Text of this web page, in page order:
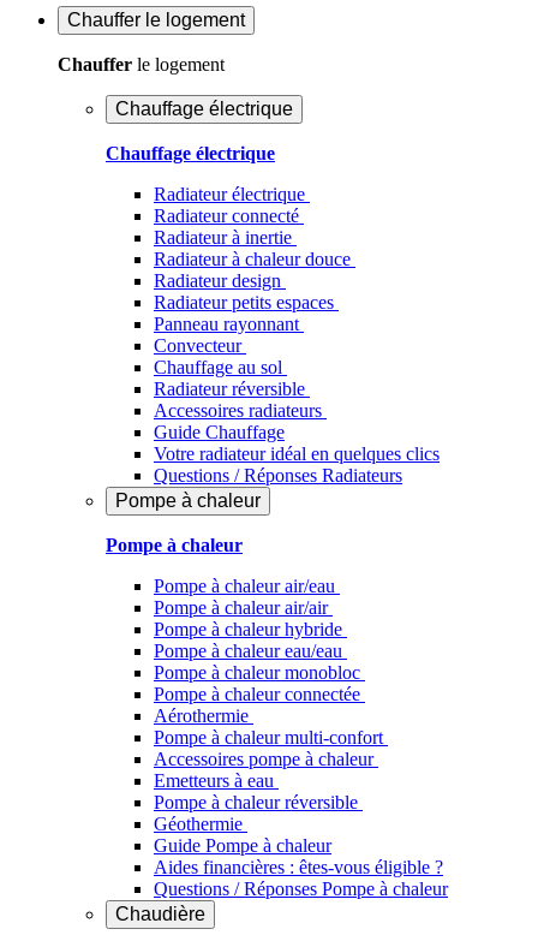
Chauffer le logement
Chauffer le logement
Chauffage électrique
Chauffage électrique
Radiateur électrique
Radiateur connecté
Radiateur à inertie
Radiateur à chaleur douce
Radiateur design
Radiateur petits espaces
Panneau rayonnant
Convecteur
Chauffage au sol
Radiateur réversible
Accessoires radiateurs
Guide Chauffage
Votre radiateur idéal en quelques clics
Questions / Réponses Radiateurs
Pompe à chaleur
Pompe à chaleur
Pompe à chaleur air/eau
Pompe à chaleur air/air
Pompe à chaleur hybride
Pompe à chaleur​ eau/eau
Pompe à chaleur monobloc
Pompe à chaleur connectée
Aérothermie
Pompe à chaleur multi-confort
Accessoires pompe à chaleur
Emetteurs à eau
Pompe à chaleur réversible
Géothermie
Guide Pompe à chaleur
Aides financières : êtes-vous éligible ?
Questions / Réponses Pompe à chaleur
Chaudière